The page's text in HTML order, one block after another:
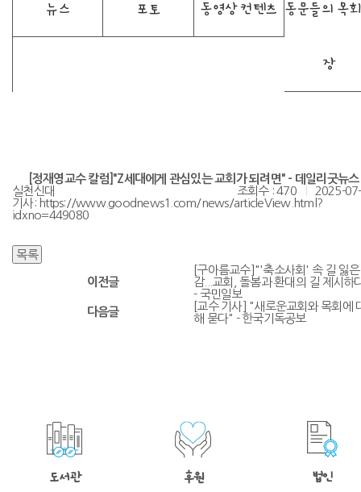
뉴스 포토 동영상 컨텐츠 동문들의 목
장
[정재영교수 칼럼]"Z세대에게 관심있는 교회가 되려면" - 데일리굿뉴스
실천신대
조회수 : 470
2025-
기사: https://www.goodnews1.com/news/articleView.html?
idxno=449080
이전글
[구아름교수]"'축소사회' 속 길 잃
감...교회, 돌봄과 환대의 길 제시하
- 국민일보
다음글
[교수 기사] "새로운교회와 목회에
해 묻다" - 한국기독공보
도서관 후원 법인